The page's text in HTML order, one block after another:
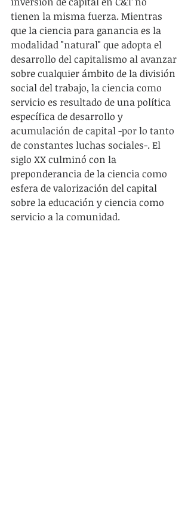
tienen la misma fuerza. Mientras
que la ciencia para ganancia es la
modalidad "natural" que adopta el
desarrollo del capitalismo al avanzar
sobre cualquier ámbito de la división
social del trabajo, la ciencia como
servicio es resultado de una política
específica de desarrollo y
acumulación de capital -por lo tanto
de constantes luchas sociales-. El
siglo XX culminó con la
preponderancia de la ciencia como
esfera de valorización del capital
sobre la educación y ciencia como
servicio a la comunidad.